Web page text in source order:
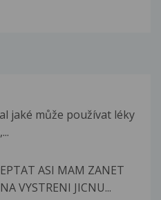
jaké může používat léky
ASI MAM ZANET
VYSTRENI JICNU...